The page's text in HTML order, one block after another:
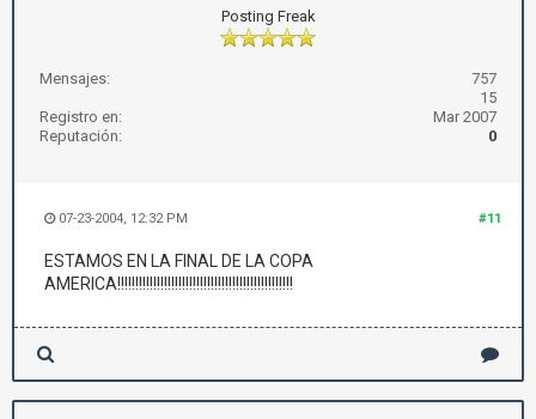
Posting Freak
Mensajes:
757
15
Registro en:
Mar 2007
Reputación:
0
#11
07-23-2004, 12:32 PM
ESTAMOS EN LA FINAL DE LA COPA
AMERICA!!!!!!!!!!!!!!!!!!!!!!!!!!!!!!!!!!!!!!!!!!!!!!!!!